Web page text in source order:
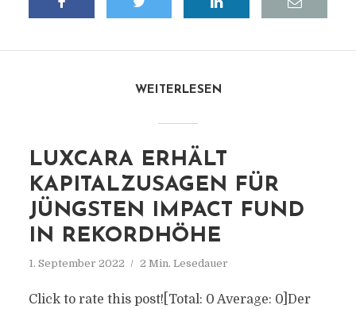
WEITERLESEN
LUXCARA ERHÄLT
KAPITALZUSAGEN FÜR
JÜNGSTEN IMPACT FUND
IN REKORDHÖHE
1. September 2022 2 Min. Lesedauer
Click to rate this post![Total: 0 Average: 0]Der